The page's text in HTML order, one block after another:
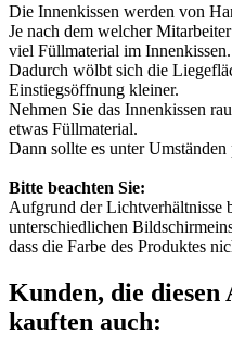
Die Innenkissen werden von
Je nach dem welcher
viel Füllmaterial im Innenkissen.
Dadurch wölbt sich die
Einstiegsöffnung kleiner.
Nehmen Sie das Innenkissen
etwas Füllmaterial.
Dann sollte es unter Umständen
Bitte beachten Sie:
Aufgrund der Lichtverhältnisse
unterschiedlichen
dass die Farbe des Produktes
Kunden, die
kauften auch: